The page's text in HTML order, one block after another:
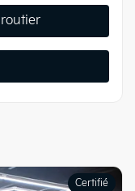
Certifié